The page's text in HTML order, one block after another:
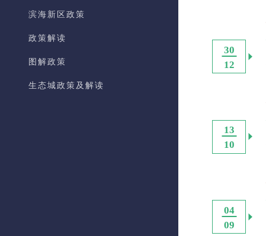
滨海新区政策
政策解读
图解政策
生态城政策及解读
30
12
13
10
04
09